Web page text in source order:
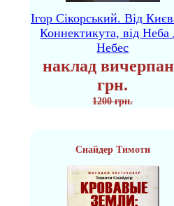
Ігор Сікорський. Від
Коннектикута, від Неба
Небес
наклад
грн.
1200 грн.
Снайдер Тимоти